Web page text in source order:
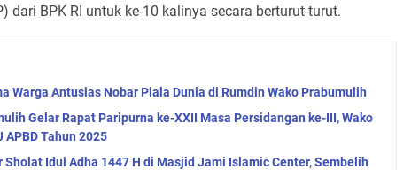
dari BPK RI untuk ke-10 kalinya secara berturut-turut.
Warga Antusias Nobar Piala Dunia di Rumdin Wako Prabumulih
Gelar Rapat Paripurna ke-XXII Masa Persidangan ke-III, Wako
APBD Tahun 2025
Sholat Idul Adha 1447 H di Masjid Jami Islamic Center, Sembelih